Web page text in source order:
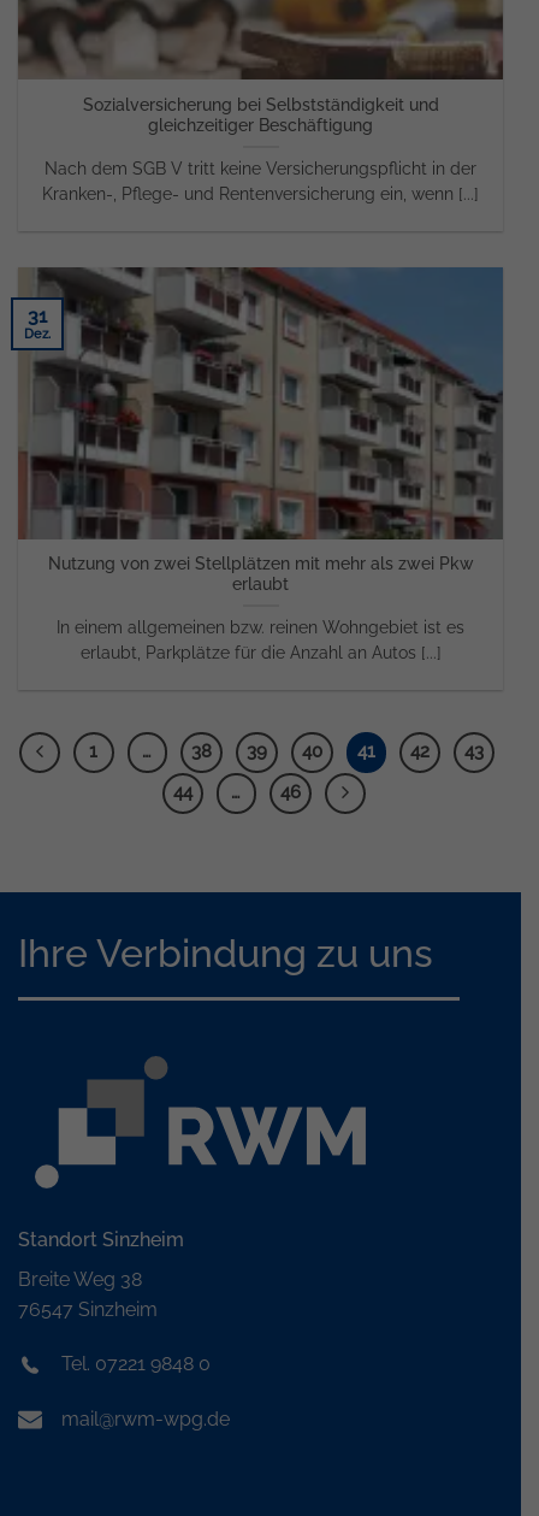
Sozialversicherung bei Selbstständigkeit und
gleichzeitiger Beschäftigung
Nach dem SGB V tritt keine Versicherungspflicht in der
Kranken-, Pflege- und Rentenversicherung ein, wenn [...]
Nutzung von zwei Stellplätzen mit mehr als zwei Pkw
erlaubt
In einem allgemeinen bzw. reinen Wohngebiet ist es
erlaubt, Parkplätze für die Anzahl an Autos [...]
31
Dez.
1 … 38 39 40 41 42
43
44
… 46
Ihre Verbindung zu uns
Standort Sinzheim
Breite Weg 38
76547 Sinzheim
Tel. 07221 9848 0
mail@rwm-wpg.de